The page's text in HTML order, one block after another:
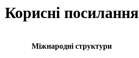
Корисні посилання
Міжнародні структури